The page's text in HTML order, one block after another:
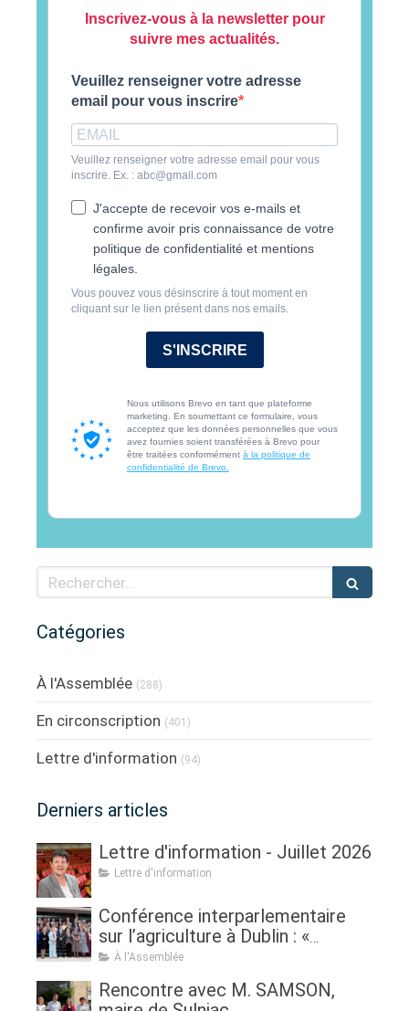
Inscrivez-vous à la newsletter pour
suivre mes actualités.
Veuillez renseigner votre adresse
email pour vous inscrire
Veuillez renseigner votre adresse email pour vous
inscrire. Ex. : abc@gmail.com
J'accepte de recevoir vos e-mails et
confirme avoir pris connaissance de votre
politique de confidentialité et mentions
légales.
Vous pouvez vous désinscrire à tout moment en
cliquant sur le lien présent dans nos emails.
S'INSCRIRE
Nous utilisons Brevo en tant que plateforme
marketing. En soumettant ce formulaire, vous
acceptez que les données personnelles que vous
avez fournies soient transférées à Brevo pour
être traitées conformément à la politique de
confidentialité de Brevo.
Rechercher
Catégories
À l'Assemblée (288)
En circonscription (401)
Lettre d'information (94)
Derniers articles
Lettre d'information - Juillet 2026
Lettre d'information
Conférence interparlementaire
sur l’agriculture à Dublin : «
Assurer l'avenir de l'agriculture, de
Renouveau générationnel,
À l'Assemblée
Rencontre avec M. SAMSON,